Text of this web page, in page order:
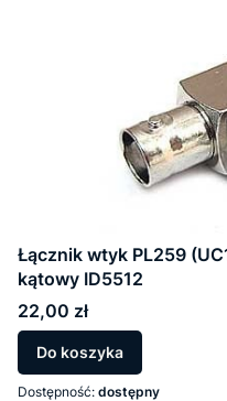
Łącznik wtyk PL259
kątowy ID5512
Cena
22,00 zł
Do koszyka
Dostępność: dostępny